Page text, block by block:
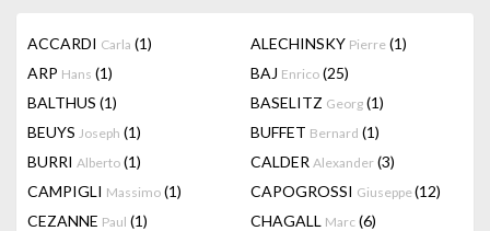
ACCARDI Carla (1) ALECHINSKY Pierre (1)
ARP Hans (1) BAJ Enrico (25)
BALTHUS (1) BASELITZ Georg (1)
BEUYS Joseph (1) BUFFET Bernard (1)
BURRI Alberto (1) CALDER Alexander (3)
CAMPIGLI Massimo (1) CAPOGROSSI Giuseppe(12)
CEZANNE Paul (1) CHAGALL Marc (6)